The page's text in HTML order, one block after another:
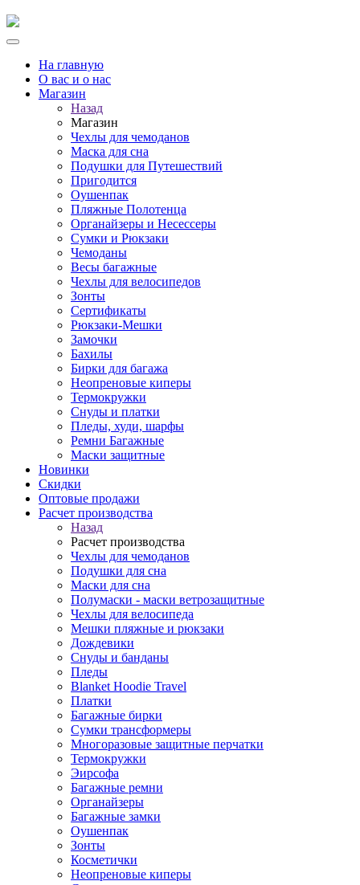
На главную
О вас и о нас
Магазин
Назад
Магазин
Чехлы для чемоданов
Маска для сна
Подушки для Путешествий
Пригодится
Оушенпак
Пляжные Полотенца
Органайзеры и Несессеры
Сумки и Рюкзаки
Чемоданы
Весы багажные
Чехлы для велосипедов
Зонты
Сертификаты
Рюкзаки-Мешки
Замочки
Бахилы
Бирки для багажа
Неопреновые киперы
Термокружки
Снуды и платки
Пледы, худи, шарфы
Ремни Багажные
Маски защитные
Новинки
Скидки
Оптовые продажи
Расчет производства
Назад
Расчет производства
Чехлы для чемоданов
Подушки для сна
Маски для сна
Полумаски - маски ветрозащитные
Чехлы для велосипеда
Мешки пляжные и рюкзаки
Дождевики
Снуды и банданы
Пледы
Blanket Hoodie Travel
Платки
Багажные бирки
Сумки трансформеры
Многоразовые защитные перчатки
Термокружки
Эирсофа
Багажные ремни
Органайзеры
Багажные замки
Оушенпак
Зонты
Косметички
Неопреновые киперы